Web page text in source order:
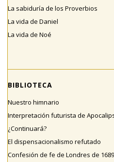
La sabiduría de los Proverbios
La vida de Daniel
La vida de Noé
BIBLIOTECA
Nuestro himnario
Interpretación futurista de
¿Continuará?
El dispensacionalismo refutado
Confesión de fe de Londres de 1689